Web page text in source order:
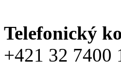
Telefonický
+421 32 7400